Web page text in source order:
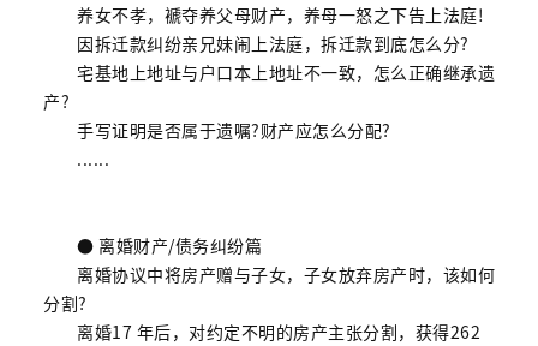
养女不孝，褫夺养父母财产，养母一怒之下告上法庭!
因拆迁款纠纷亲兄妹闹上法庭，拆迁款到底怎么分?
宅基地上地址与户口本上地址不一致，怎么正确继承遗
产?
手写证明是否属于遗嘱?财产应怎么分配?
......
● 离婚财产/债务纠纷篇
离婚协议中将房产赠与子女，子女放弃房产时，该如何
分割?
离婚17 年后，对约定不明的房产主张分割，获得262